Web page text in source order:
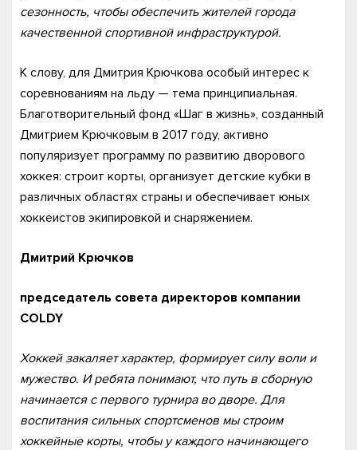
сезонность, чтобы обеспечить жителей города
качественной спортивной инфраструктурой.
К слову, для Дмитрия Крючкова особый интерес к
соревнованиям на льду — тема принципиальная.
Благотворительный фонд «Шаг в жизнь», созданный
Дмитрием Крючковым в 2017 году, активно
популяризует программу по развитию дворового
хоккея: строит корты, организует детские кубки в
различных областях страны и обеспечивает юных
хоккеистов экипировкой и снаряжением.
Дмитрий Крючков
председатель совета директоров компании
COLDY
Хоккей закаляет характер, формирует силу воли и
мужество. И ребята понимают, что путь в сборную
начинается с первого турнира во дворе. Для
воспитания сильных спортсменов мы строим
хоккейные корты, чтобы у каждого начинающего